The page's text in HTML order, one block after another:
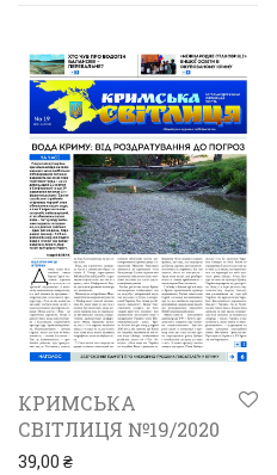
КРИМСЬКА
СВІТЛИЦЯ №19/2020
39,00 ₴